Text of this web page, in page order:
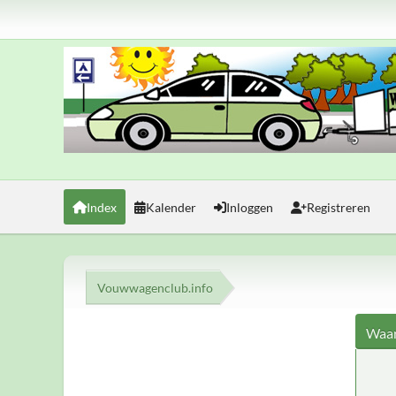
Index Kalender Inloggen Registreren
Vouwwagenclub.info